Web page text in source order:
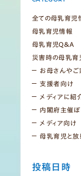
全ての母乳育児
母乳育児情報
母乳育児Ｑ＆Ａ
災害時の母乳育
お母さんやご
支援者向け
メディアに紹
内閣府主催
メディア向け
母乳育児と放
投稿日時